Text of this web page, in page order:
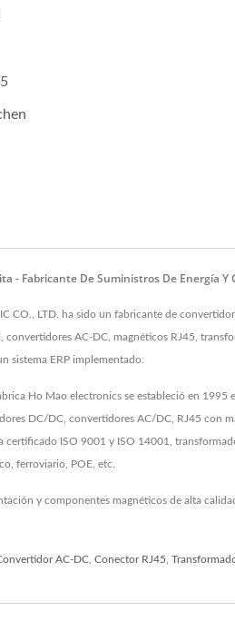
- Fabricante De Suministros De Energía
CO., LTD. ha sido un fabricante de
AC-DC, magnéticos RJ45,
sistema ERP implementado.
Ho Mao electronics se estableció en
DC/DC, convertidores AC/DC, RJ45
ISO 9001 y ISO 14001,
ferroviario, POE, etc.
y componentes magnéticos de alta
AC-DC Conector RJ45